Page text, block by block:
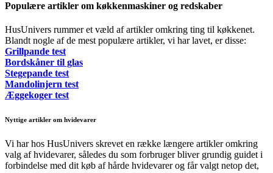
Populære artikler om køkkenmaskiner og redskaber
HusUnivers rummer et væld af artikler omkring ting til køkkenet.
Blandt nogle af de mest populære artikler, vi har lavet, er disse:
Grillpande test
Bordskåner til glas
Stegepande test
Mandolinjern test
Æggekoger test
Nyttige artikler om hvidevarer
Vi har hos HusUnivers skrevet en række længere artikler omkring
valg af hvidevarer, således du som forbruger bliver grundig guidet i
forbindelse med dit køb af hårde hvidevarer og får valgt netop det,